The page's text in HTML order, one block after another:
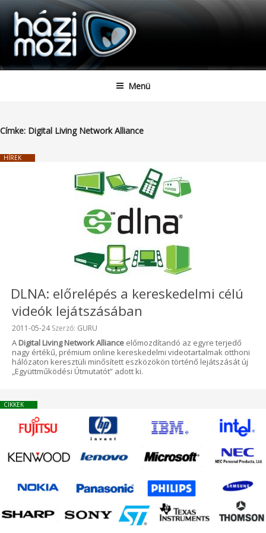
Tartalomhoz
HAZIMOZI
Menü
Címke: Digital Living Network Alliance
HÍREK
DLNA: előrelépés a kereskedelmi célú
videók lejátszásában
Beküldve:
2011-05-24Szerző: GURU
A Digital Living Network Alliance előmozdítandó az egyre terjedő
nagy értékű, prémium online kereskedelmi videotartalmak otthoni
hálózaton keresztüli minősített eszközökön történő lejátszását új
„Együttműködési Útmutatót” adott ki.
CIKKEK